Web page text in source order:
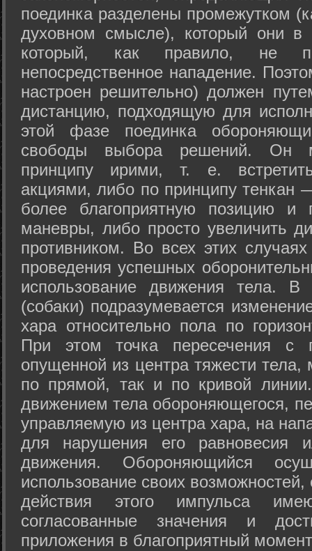
поединка разделены промежутком
духовном смысле), который они в
который, как правило, не
непосредственное нападение.
настроен решительно) должен
дистанцию, подходящую для
этой фазе поединка
свободы выбора решений. Он
принципу ирими, т. е.
акциями, либо по принципу тенкан
более благоприятную позицию и
маневры, либо просто увеличить
противником. Во всех этих
проведения успешных
использование движения тела.
(собаки) подразумевается
хара относительно пола по
При этом точка пересечения с
опущенной из центра тяжести
по прямой, так и по кривой
движением тела обороняющегося,
управляемую из центра хара, на
для нарушения его равновесия
движения. Обороняющийся
использование своих
действия этого импульса
согласованные значения и
приложения в благоприятный